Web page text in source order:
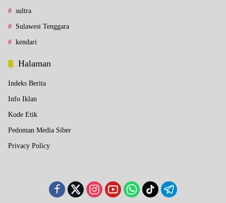
sultra
Sulawesi Tenggara
kendari
Halaman
Indeks Berita
Info Iklan
Kode Etik
Pedoman Media Siber
Privacy Policy